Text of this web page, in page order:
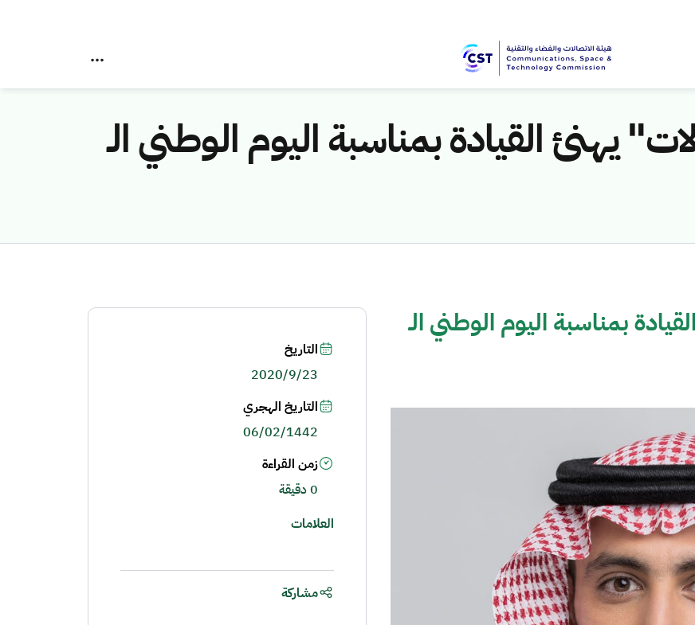
يهنئ القيادة بمناسبة اليوم الوطني الـ
بمناسبة اليوم الوطني الـ
التاريخ
2020/9/23
التاريخ الهجري
06/02/1442
زمن القراءة
0 دقيقة
العلامات
مشاركة